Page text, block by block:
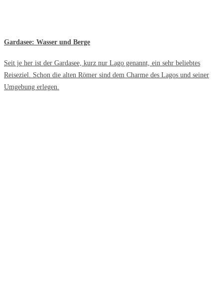
Gardasee: Wasser und Berge
Seit je her ist der Gardasee, kurz nur Lago genannt, ein sehr beliebtes
Reiseziel. Schon die alten Römer sind dem Charme des Lagos und seiner
Umgebung erlegen.